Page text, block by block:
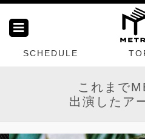
SCHEDULE
これまで
出演したア